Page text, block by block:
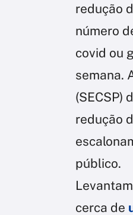
redução
número
covid ou
semana.
(SECSP)
redução
público.
cerca de